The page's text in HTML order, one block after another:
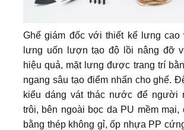
Ghế giám đốcvới thiết kế lưng cao
lưng uốn lượn tạo độ lồi nâng đỡ
hiệu quả, mặt lưng được trang trí
ngang sâu tạo điểm nhấn cho ghế.
kiểu dáng vát thác nước để người
trôi, bên ngoài bọc da PU mềm mại,
bằng thép không gỉ, ốp nhựa PP